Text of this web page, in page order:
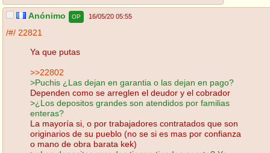
Anónimo OP 16/05/20 05:55
/#/ 22821
Ya que putas
>>22802
>Puchis ¿Las dejan en garantia o las dejan en pago?
Dependen como se arreglen el deudor y el cobrador
>¿Los depositos grandes son atendidos por familias
enteras?
La mayoría si, o por trabajadores contratados que son
originarios de su pueblo (no se si es mas por confianza
o mano de obra barata kek)